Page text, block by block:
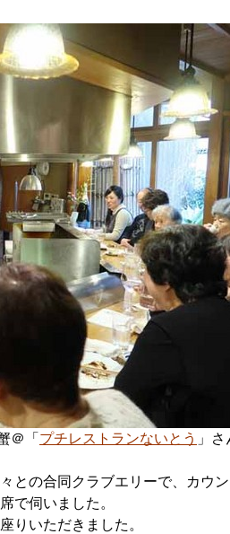
＠「 プチレストランないとう 」さ
々との合同クラブエリーで、カウ
で伺いました。
りいただきました。